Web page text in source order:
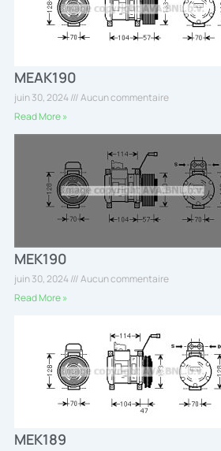
MEAK190
juin 30, 2024
Aucun commentaire
Read More »
MEK190
juin 30, 2024
Aucun commentaire
Read More »
MEK189